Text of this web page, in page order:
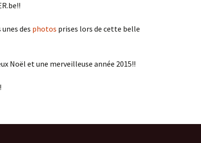
des photos prises lors de cette belle
Noël et une merveilleuse année 2015!!